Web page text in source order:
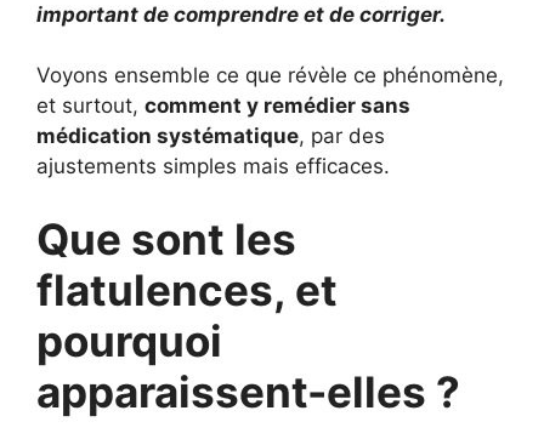
important de comprendre et de corriger.
Voyons ensemble ce que révèle ce phénomène,
et surtout, comment y remédier sans
médication systématique, par des
ajustements simples mais efficaces.
Que sont les
flatulences, et
pourquoi
apparaissent-elles ?